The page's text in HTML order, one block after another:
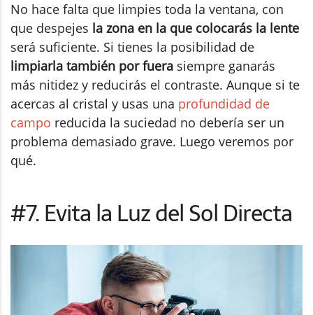
No hace falta que limpies toda la ventana, con
que despejes la zona en la que colocarás la lente
será suficiente. Si tienes la posibilidad de
limpiarla también por fuera siempre ganarás
más nitidez y reducirás el contraste. Aunque si te
acercas al cristal y usas una profundidad de
campo reducida la suciedad no debería ser un
problema demasiado grave. Luego veremos por
qué.
#7. Evita la Luz del Sol Directa